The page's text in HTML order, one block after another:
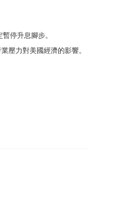
停升息腳步。
壓力對美國經濟的影響。